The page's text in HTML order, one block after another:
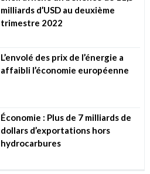
milliards d’USD au deuxième
trimestre 2022
L’envolé des prix de l’énergie a
affaibli l’économie européenne
Économie : Plus de 7 milliards de
dollars d’exportations hors
hydrocarbures